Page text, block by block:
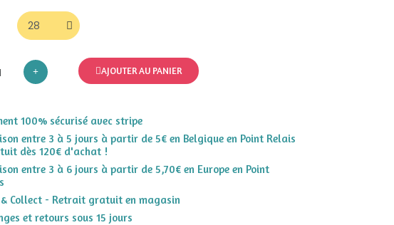
AJOUTER AU PANIER
100% sécurisé avec stripe
entre 3 à 5 jours à partir de 5€ en Belgique en Point Relais
dès 120€ d'achat !
entre 3 à 6 jours à partir de 5,70€ en Europe en Point
Collect - Retrait gratuit en magasin
et retours sous 15 jours